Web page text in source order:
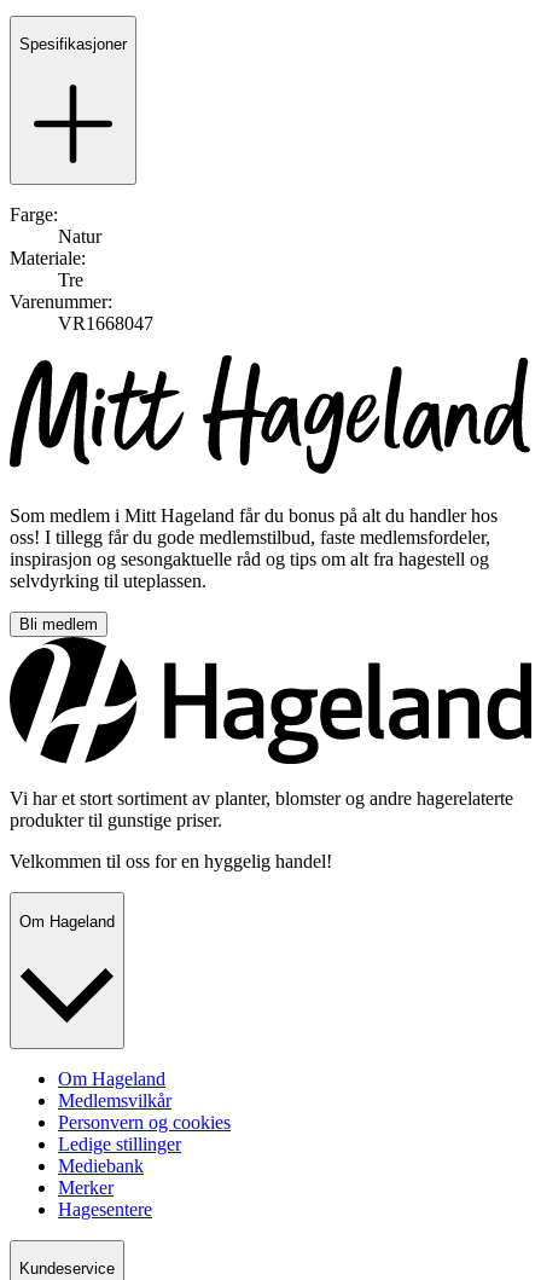
Spesifikasjoner
Farge:
Natur
Materiale:
Tre
Varenummer:
VR1668047
Som medlem i Mitt Hageland får du bonus på alt du handler hos
oss! I tillegg får du gode medlemstilbud, faste medlemsfordeler,
inspirasjon og sesongaktuelle råd og tips om alt fra hagestell og
selvdyrking til uteplassen.
Bli medlem
Vi har et stort sortiment av planter, blomster og andre hagerelaterte
produkter til gunstige priser.
Velkommen til oss for en hyggelig handel!
Om Hageland
Om Hageland
Medlemsvilkår
Personvern og cookies
Ledige stillinger
Mediebank
Merker
Hagesentere
Kundeservice